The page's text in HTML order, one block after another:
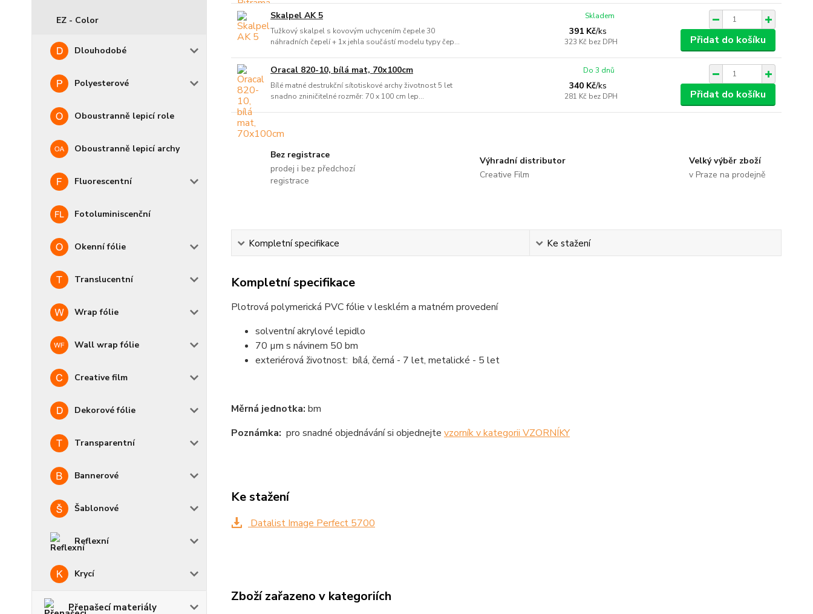
EZ - Color
Dlouhodobé
Polyesterové
Oboustranně lepicí role
Oboustranně lepicí archy
Fluorescentní
Fotoluminiscenční
Okenní fólie
Translucentní
Wrap fólie
Wall wrap fólie
Creative film
Dekorové fólie
Transparentní
Bannerové
Šablonové
Reflexní
Krycí
Přenašecí materiály
Skalpel AK 5
Tužkový skalpel s kovovým uchycením čepele 30
náhradních čepelí + 1x jehla součástí modelu typy čep...
391 Kč/ks
323 Kč bez DPH
Skladem
Přidat do košíku
Oracal 820-10, bílá mat, 70x100cm
Bílé matné destrukční sítotiskové archy životnost 5 let
snadno zniničitelné rozměr: 70 x 100 cm lep...
340 Kč/ks
281 Kč bez DPH
Do 3 dnů
Přidat do košíku
Bez registrace
prodej i bez předchozí
registrace
Výhradní distributor
Creative Film
Velký výběr zboží
v Praze na prodejně
Kompletní specifikace Ke stažení
Kompletní specifikace
Plotrová polymerická PVC fólie v lesklém a matném provedení
solventní akrylové lepidlo
70 µm s návinem 50 bm
exteriérová životnost: bílá, černá - 7 let, metalické - 5 let
Měrná jednotka: bm
Poznámka: pro snadné objednávání si objednejte vzorník v kategorii VZORNÍKY
Ke stažení
Datalist Image Perfect 5700
Zboží zařazeno v kategoriích